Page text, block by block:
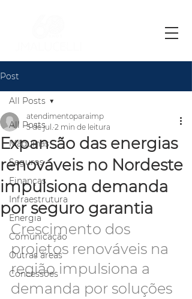
Post
All Posts
Máquinas
Seguros
Finanças
Infraestrutura
Energia
Comunicação
Outras áreas
Concessões
All Posts
Expansão das energias
renováveis no Nordeste
impulsiona demanda
por seguro garantia
atendimentoparaimp
5 de jul. 2 min de leitura
Crescimento dos
projetos renováveis na
região impulsiona a
demanda por soluções